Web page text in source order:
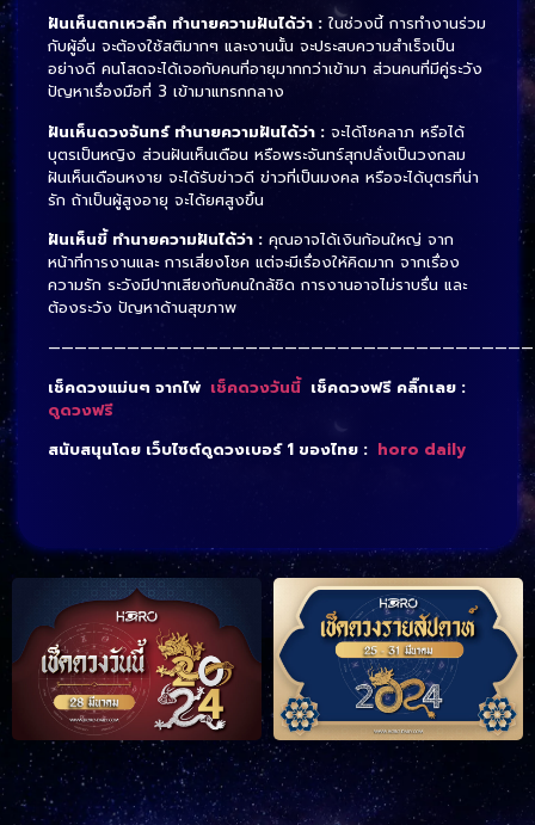
ฝันเห็นตกเหวลึก ทำนายความฝันได้ว่า : ในช่วงนี้ การทำงานร่วม
กับผู้อื่น จะต้องใช้สติมากๆ และงานนั้น จะประสบความสำเร็จเป็น
อย่างดี คนโสดจะได้เจอกับคนที่อายุมากกว่าเข้ามา ส่วนคนที่มีคู่ระวัง
ปัญหาเรื่องมือที่ 3 เข้ามาแทรกกลาง
ฝันเห็นดวงจันทร์ ทำนายความฝันได้ว่า : จะได้โชคลาภ หรือได้
บุตรเป็นหญิง ส่วนฝันเห็นเดือน หรือพระจันทร์สุกปลั่งเป็นวงกลม
ฝันเห็นเดือนหงาย จะได้รับข่าวดี ข่าวที่เป็นมงคล หรือจะได้บุตรที่น่า
รัก ถ้าเป็นผู้สูงอายุ จะได้ยศสูงขึ้น
ฝันเห็นขี้ ทำนายความฝันได้ว่า : คุณอาจได้เงินก้อนใหญ่ จาก
หน้าที่การงานและ การเสี่ยงโชค แต่จะมีเรื่องให้คิดมาก จากเรื่อง
ความรัก ระวังมีปากเสียงกับคนใกล้ชิด การงานอาจไม่ราบรื่น และ
ต้องระวัง ปัญหาด้านสุขภาพ
เช็คดวงแม่นๆ จากไพ่ เช็คดวงวันนี้เช็คดวงฟรี คลิ๊กเลย :
ดูดวงฟรี
สนับสนุนโดย เว็บไซต์ดูดวงเบอร์ 1 ของไทย : horo daily